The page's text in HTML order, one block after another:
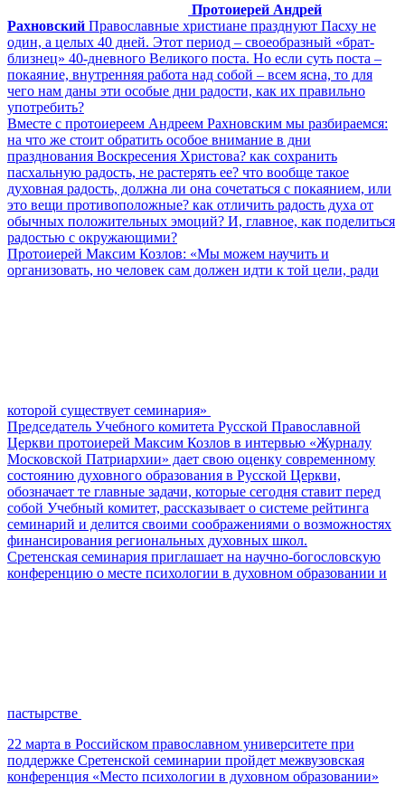
Протоиерей Андрей
Рахновский Православные христиане празднуют Пасху не
один, а целых 40 дней. Этот период – своеобразный «брат-
близнец» 40-дневного Великого поста. Но если суть поста –
покаяние, внутренняя работа над собой – всем ясна, то для
чего нам даны эти особые дни радости, как их правильно
употребить?
Вместе с протоиереем Андреем Рахновским мы разбираемся:
на что же стоит обратить особое внимание в дни
празднования Воскресения Христова? как сохранить
пасхальную радость, не растерять ее? что вообще такое
духовная радость, должна ли она сочетаться с покаянием, или
это вещи противоположные? как отличить радость духа от
обычных положительных эмоций? И, главное, как поделиться
радостью с окружающими?
Протоиерей Максим Козлов: «Мы можем научить и
организовать, но человек сам должен идти к той цели, ради
которой существует семинария»
Председатель Учебного комитета Русской Православной
Церкви протоиерей Максим Козлов в интервью «Журналу
Московской Патриархии» дает свою оценку современному
состоянию духовного образования в Русской Церкви,
обозначает те главные задачи, которые сегодня ставит перед
собой Учебный комитет, рассказывает о системе рейтинга
семинарий и делится своими соображениями о возможностях
финансирования региональных духовных школ.
Сретенская семинария приглашает на научно-богословскую
конференцию о месте психологии в духовном образовании и
пастырстве
22 марта в Российском православном университете при
поддержке Сретенской семинарии пройдет межвузовская
конференция «Место психологии в духовном образовании»